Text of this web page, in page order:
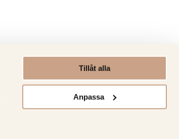
Tillåt alla
Anpassa